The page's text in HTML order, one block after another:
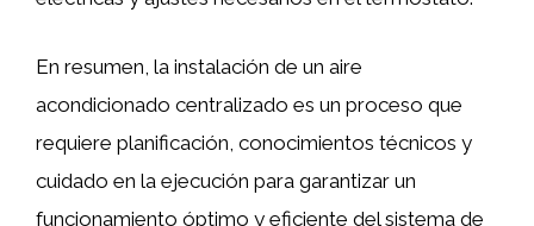
En resumen, la instalación de un aire
acondicionado centralizado es un proceso que
requiere planificación, conocimientos técnicos y
cuidado en la ejecución para garantizar un
funcionamiento óptimo y eficiente del sistema de